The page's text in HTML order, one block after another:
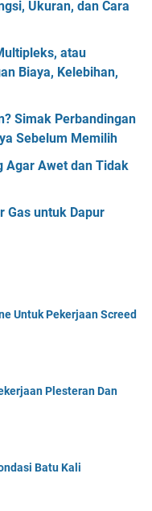
Ukuran, dan Cara
atau
Biaya, Kelebihan,
Simak Perbandingan
Sebelum Memilih
Agar Awet dan Tidak
Gas untuk Dapur
Untuk Pekerjaan Screed
Plesteran Dan
Batu Kali